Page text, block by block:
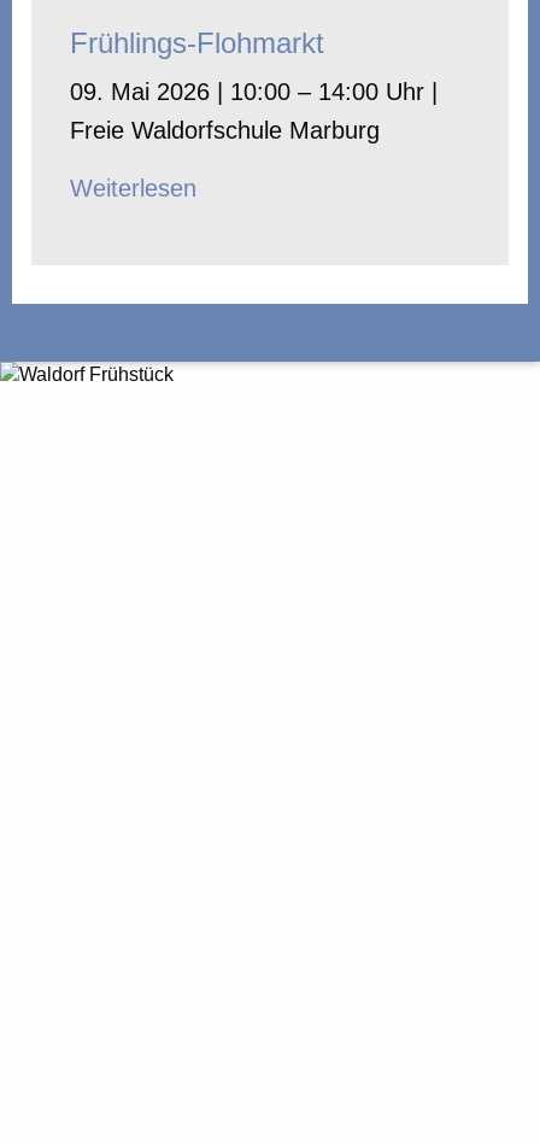
Frühlings-Flohmarkt
09. Mai 2026 | 10:00 – 14:00 Uhr |
Freie Waldorfschule Marburg
Weiterlesen